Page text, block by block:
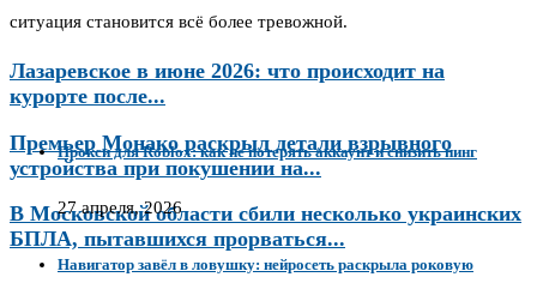
ситуация становится всё более тревожной.
Лазаревское в июне 2026: что происходит на
курорте после...
Премьер Монако раскрыл детали взрывного
устройства при покушении на...
В Московской области сбили несколько украинских
БПЛА, пытавшихся прорваться...
Прокси для Roblox: как не потерять аккаунт и снизить пинг
27 апреля, 2026
Навигатор завёл в ловушку: нейросеть раскрыла роковую